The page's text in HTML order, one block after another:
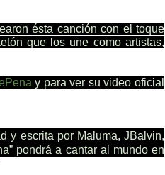
ésta canción con el toque
que los une como artistas,
y para ver su video oficial
y escrita por Maluma, JBalvin,
pondrá a cantar al mundo en